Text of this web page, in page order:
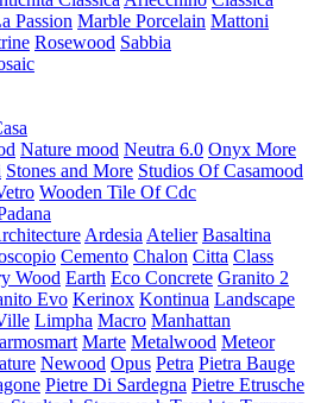
Passion Marble Porcelain Mattoni
Rosewood Sabbia
Nature mood Neutra 6.0 Onyx More
Stones and More Studios Of Casamood
Wooden Tile Of Cdc
Ardesia Atelier Basaltina
Cemento Chalon Citta Class
Wood Earth Eco Concrete Granito 2
Evo Kerinox Kontinua Landscape
Limpha Macro Manhattan
Marte Metalwood Meteor
Newood Opus Petra Pietra Bauge
Pietre Di Sardegna Pietre Etrusche